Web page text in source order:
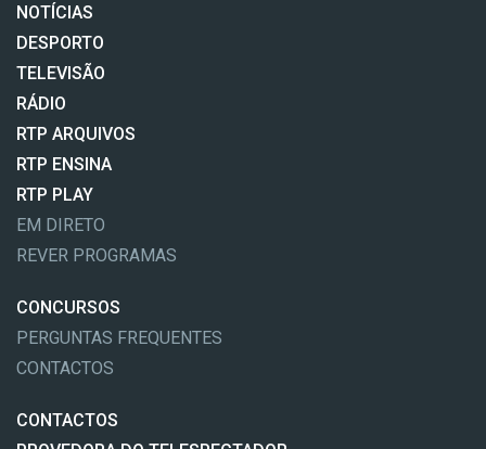
NOTÍCIAS
DESPORTO
TELEVISÃO
RÁDIO
RTP ARQUIVOS
RTP ENSINA
RTP PLAY
EM DIRETO
REVER PROGRAMAS
CONCURSOS
PERGUNTAS FREQUENTES
CONTACTOS
CONTACTOS